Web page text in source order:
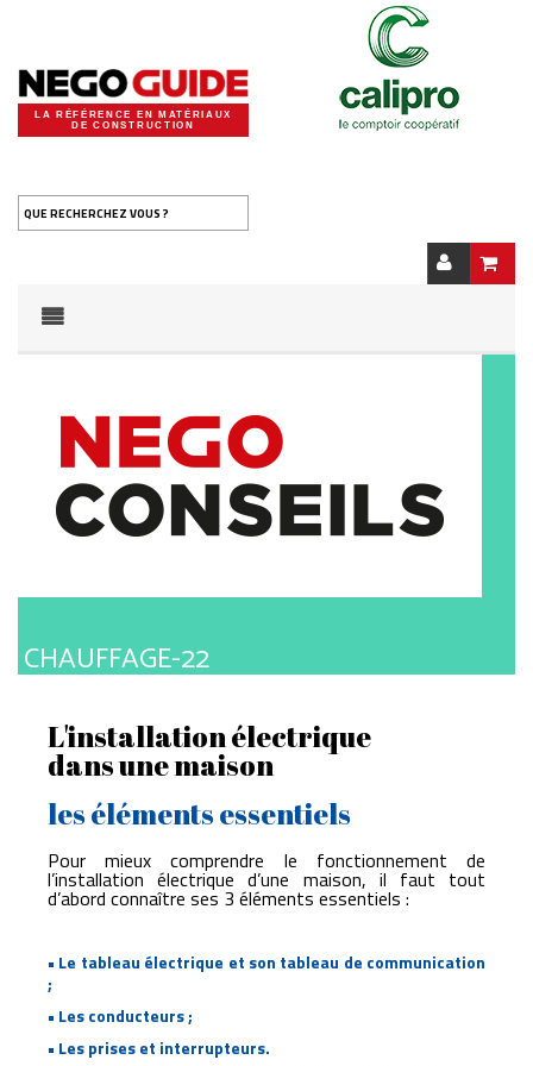
LA RÉFÉRENCE EN MATÉRIAUX
DE CONSTRUCTION
QUE RECHERCHEZ VOUS ?
CHAUFFAGE-22
L'installation électrique
dans une maison
les éléments essentiels
Pour mieux comprendre le fonctionnement de
l’installation électrique d’une maison, il faut tout
d’abord connaître ses 3 éléments essentiels :
• Le tableau électrique et son tableau de communication
;
• Les conducteurs ;
• Les prises et interrupteurs.